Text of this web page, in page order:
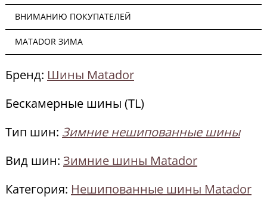
ВНИМАНИЮ ПОКУПАТЕЛЕЙ
MATADOR ЗИМА
Бренд: Шины Matador
Бескамерные шины (TL)
Тип шин: Зимние нешипованные шины
Вид шин: Зимние шины Matador
Категория: Нешипованные шины Matador